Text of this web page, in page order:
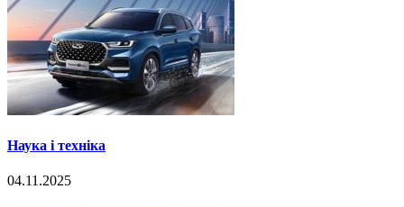
Наука і техніка
04.11.2025